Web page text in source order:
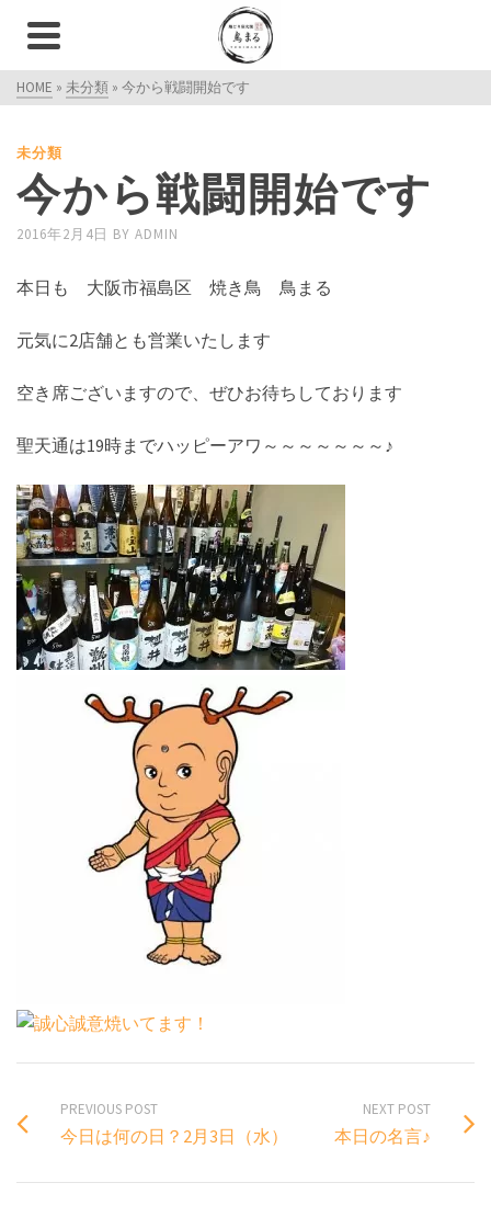
HOME » 未分類 » 今から戦闘開始です
未分類
今から戦闘開始です
2016年2月4日 BY ADMIN
本日も 大阪市福島区 焼き鳥 鳥まる
元気に2店舗とも営業いたします
空き席ございますので、ぜひお待ちしております
聖天通は19時までハッピーアワ～～～～～～～♪
PREVIOUS POST
今日は何の日？2月3日（水）
NEXT POST
本日の名言♪